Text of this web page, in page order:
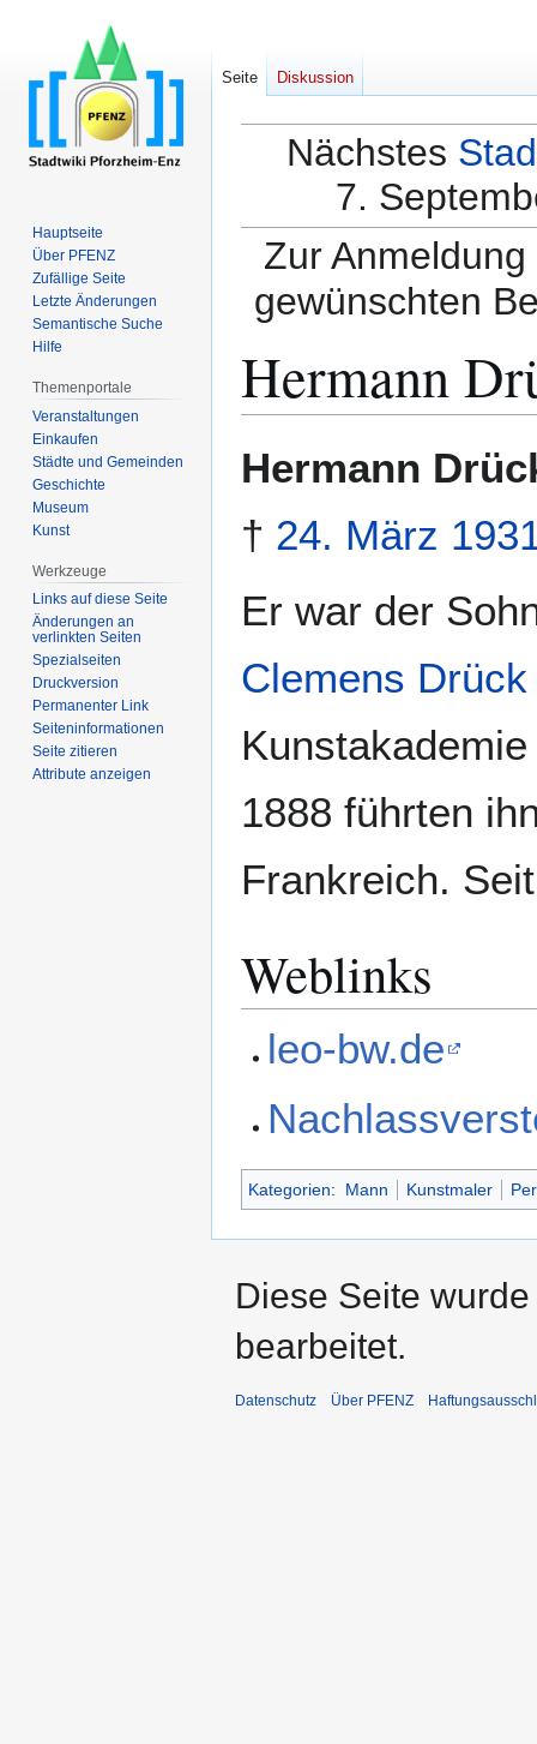
Nächstes
7.
Zur
gewünschten
Hermann
Navigation
Suche
Hermann
† 24. März
Er war der
Clemens Drück
1888 führten
Frankreich.
Weblinks
leo-bw.de
Kategorien: Mann Kunstmaler
Seite Diskussion
Hauptseite
Über PFENZ
Zufällige Seite
Letzte Änderungen
Semantische Suche
Hilfe
Themenportale
Veranstaltungen
Einkaufen
Städte und Gemeinden
Geschichte
Museum
Kunst
Werkzeuge
Links auf diese Seite
Änderungen an
verlinkten Seiten
Spezialseiten
Druckversion
Permanenter Link
Seiten­­informationen
Seite zitieren
Attribute anzeigen
Diese Seite
bearbeitet.
Datenschutz Über PFENZ